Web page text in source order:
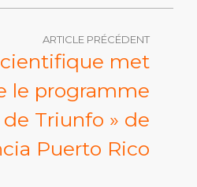
ARTICLE PRÉCÉDENT
met
le programme
de Triunfo » de
Puerto Rico